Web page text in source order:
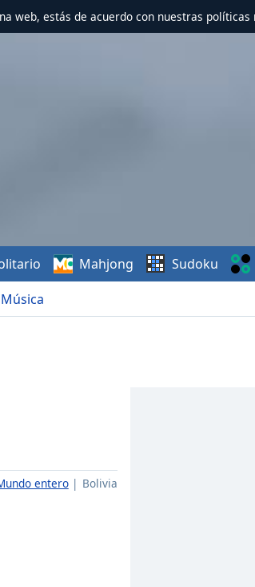
web, estás de acuerdo con nuestras políticas
Música
Mahjong Sudoku
entero Bolivia